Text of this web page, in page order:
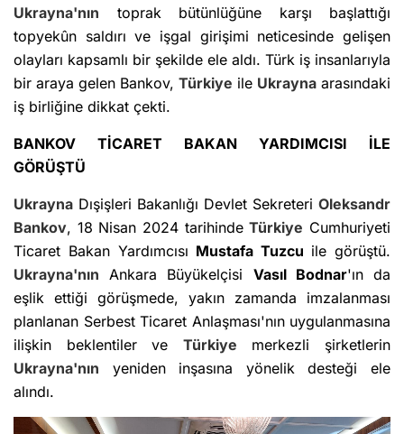
Ukrayna'nın toprak bütünlüğüne karşı başlattığı
topyekûn saldırı ve işgal girişimi neticesinde gelişen
olayları kapsamlı bir şekilde ele aldı. Türk iş insanlarıyla
bir araya gelen Bankov, Türkiye ile Ukrayna arasındaki
iş birliğine dikkat çekti.
BANKOV TİCARET BAKAN YARDIMCISI İLE
GÖRÜŞTÜ
Ukrayna Dışişleri Bakanlığı Devlet Sekreteri Oleksandr
Bankov, 18 Nisan 2024 tarihindeTürkiye Cumhuriyeti
Ticaret Bakan Yardımcısı Mustafa Tuzcu ile görüştü.
Ukrayna'nın Ankara Büyükelçisi Vasıl Bodnar'ın da
eşlik ettiği görüşmede, yakın zamanda imzalanması
planlanan Serbest Ticaret Anlaşması'nın uygulanmasına
ilişkin beklentiler ve Türkiye merkezli şirketlerin
Ukrayna'nın yeniden inşasına yönelik desteği ele
alındı.